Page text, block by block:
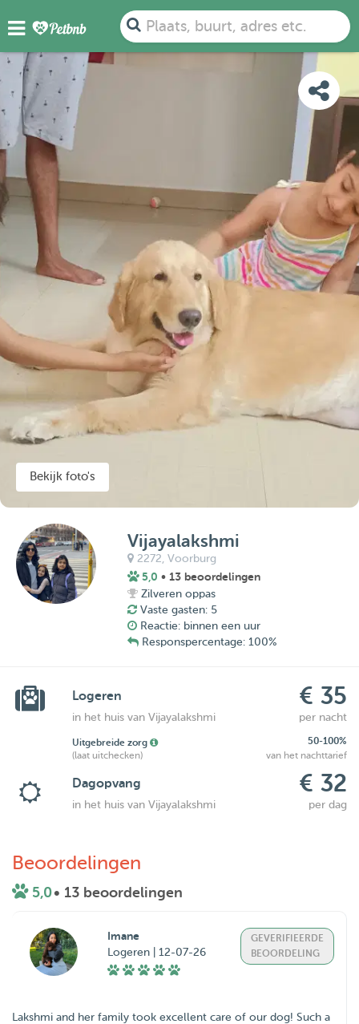
Plaats, buurt, adres etc.
FOTO'S BEOORDELINGEN KAART
Bekijk foto's
Vijayalakshmi
2272,Voorburg
5,0 • 13 beoordelingen
Zilveren oppas
Vaste gasten: 5
Reactie: binnen een uur
Responspercentage: 100%
Logeren € 35
in het huis van Vijayalakshmi per nacht
Uitgebreide zorg
50-100%
(laat uitchecken)
van het nachttarief
Dagopvang € 32
in het huis van Vijayalakshmi per dag
Beoordelingen
5,0• 13 beoordelingen
Imane
Logeren | 12-07-26
GEVERIFIEERDE
BEOORDELING
Lakshmi and her family took excellent care of our dog! Such a